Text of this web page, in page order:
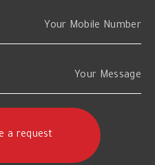
Your Mobile Number
Your Message